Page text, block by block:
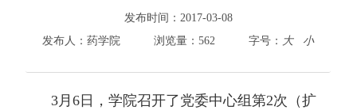
院情总览
科学研究
发布时间： 2017-03-08
发布人：药学院 浏览量：562 字号： 大 小
3 月6日，学院召开了党委中心组第2次（扩